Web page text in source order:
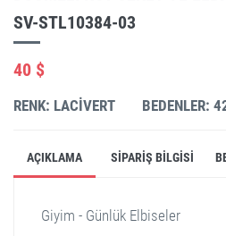
SV-STL10384-03
40 $
RENK: LACIVERT BEDENLER:
AÇIKLAMA SIPARIŞ BILGISI
Giyim - Günlük Elbiseler